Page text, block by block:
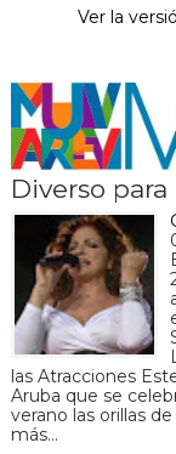
Ver la
Diverso para
las Atracciones
Aruba que se
verano las orillas
más…